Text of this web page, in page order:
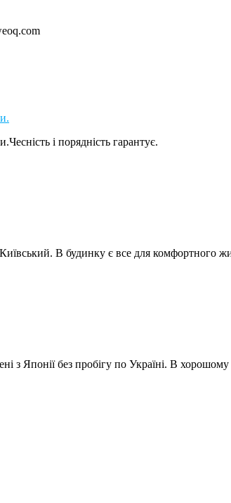
і порядність гарантує.
В будинку є все для комфортного
з Японії без пробігу по Україні. В